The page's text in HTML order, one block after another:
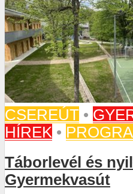
CSEREÚT •
HÍREK •
Táborlevél és
Gyermekvasút